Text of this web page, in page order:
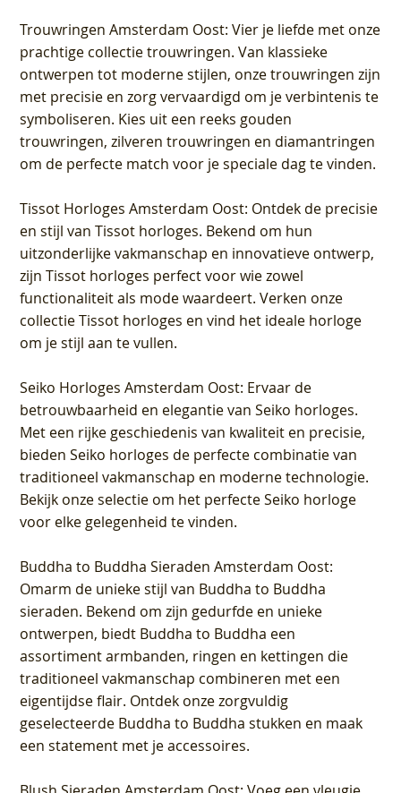
Trouwringen Amsterdam Oost: Vier je liefde met onze
prachtige collectie trouwringen. Van klassieke
ontwerpen tot moderne stijlen, onze trouwringen zijn
met precisie en zorg vervaardigd om je verbintenis te
symboliseren. Kies uit een reeks gouden
trouwringen, zilveren trouwringen en diamantringen
om de perfecte match voor je speciale dag te vinden.
Tissot Horloges Amsterdam Oost: Ontdek de precisie
en stijl van Tissot horloges. Bekend om hun
uitzonderlijke vakmanschap en innovatieve ontwerp,
zijn Tissot horloges perfect voor wie zowel
functionaliteit als mode waardeert. Verken onze
collectie Tissot horloges en vind het ideale horloge
om je stijl aan te vullen.
Seiko Horloges Amsterdam Oost: Ervaar de
betrouwbaarheid en elegantie van Seiko horloges.
Met een rijke geschiedenis van kwaliteit en precisie,
bieden Seiko horloges de perfecte combinatie van
traditioneel vakmanschap en moderne technologie.
Bekijk onze selectie om het perfecte Seiko horloge
voor elke gelegenheid te vinden.
Buddha to Buddha Sieraden Amsterdam Oost:
Omarm de unieke stijl van Buddha to Buddha
sieraden. Bekend om zijn gedurfde en unieke
ontwerpen, biedt Buddha to Buddha een
assortiment armbanden, ringen en kettingen die
traditioneel vakmanschap combineren met een
eigentijdse flair. Ontdek onze zorgvuldig
geselecteerde Buddha to Buddha stukken en maak
een statement met je accessoires.